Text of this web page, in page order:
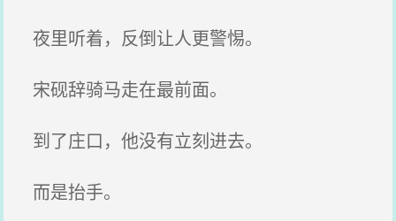
夜里听着，反倒让人更警惕。
宋砚辞骑马走在最前面。
到了庄口，他没有立刻进去。
而是抬手。